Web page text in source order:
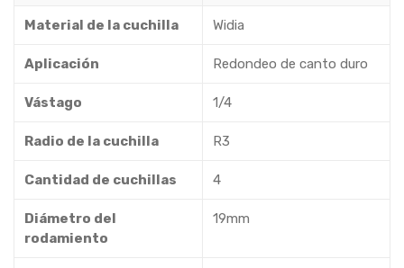
Material de la cuchilla Widia
Aplicación Redondeo de canto duro
Vástago 1/4
Radio de la cuchilla R3
Cantidad de cuchillas 4
Diámetro del
rodamiento
19mm